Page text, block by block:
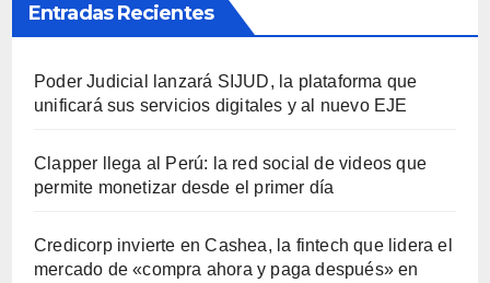
Entradas Recientes
Poder Judicial lanzará SIJUD, la plataforma que
unificará sus servicios digitales y al nuevo EJE
Clapper llega al Perú: la red social de videos que
permite monetizar desde el primer día
Credicorp invierte en Cashea, la fintech que lidera el
mercado de «compra ahora y paga después» en